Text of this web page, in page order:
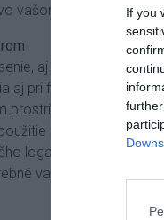
If you
vašom okolí, najmä pri
aj pri práci v pohybe
aj pri fyzickej záťaži
prostriedkom
loga na štít
varianty, chlapec,